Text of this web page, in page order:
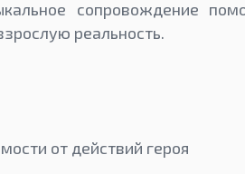
сопровождение
реальность.
от действий героя